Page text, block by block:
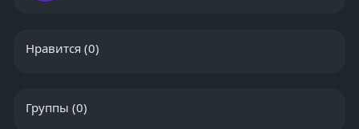
Нравится (0)
Группы (0)